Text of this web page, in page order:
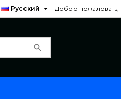
Добро пожаловать,
Русский 
search